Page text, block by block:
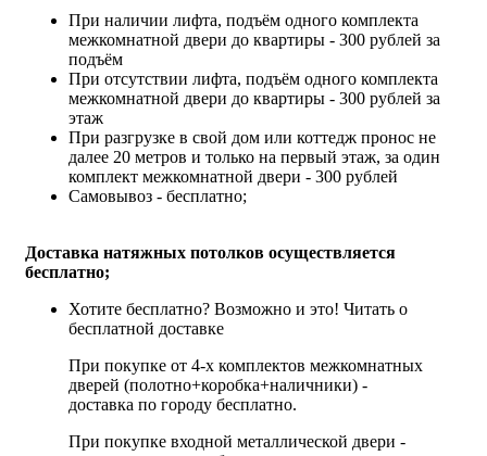
При наличии лифта, подъём одного комплекта
межкомнатной двери до квартиры - 300 рублей за
подъём
При отсутствии лифта, подъём одного комплекта
межкомнатной двери до квартиры - 300 рублей за
этаж
При разгрузке в свой дом или коттедж пронос не
далее 20 метров и только на первый этаж, за один
комплект межкомнатной двери - 300 рублей
Самовывоз - бесплатно;
Доставка натяжных потолков осуществляется
бесплатно;
Хотите бесплатно? Возможно и это! Читать о
бесплатной доставке
При покупке от 4-х комплектов межкомнатных
дверей (полотно+коробка+наличники) -
доставка по городу бесплатно.
При покупке входной металлической двери -